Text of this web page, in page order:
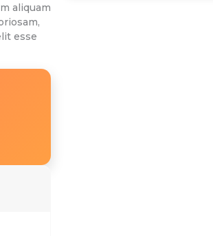
aliquam
esse